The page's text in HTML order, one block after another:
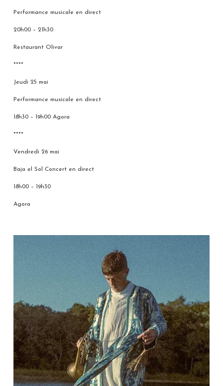
Performance musicale en direct
20h00 – 21h30
Restaurant Olivar
****
Jeudi 25 mai
Performance musicale en direct
18h30 – 19h00 Agora
****
Vendredi 26 mai
Baja el Sol Concert en direct
18h00 – 19h30
Agora